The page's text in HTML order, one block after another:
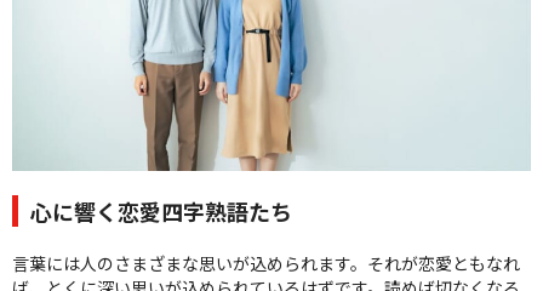
フェア・ニュース
ブログ・お客様の声
06-7777-7370
よくあるご質問|会社概要| 採用情報
心に響く恋愛四字熟語たち
言葉には人のさまざまな思いが込められます。それが恋愛ともなれ